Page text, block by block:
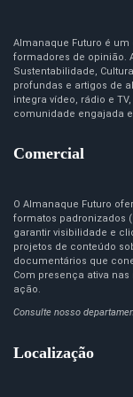
Almanaque Futuro é
formadores de opinião.
Sustentabilidade,
profundas e artigos de
integra vídeo, rádio e
comunidade engajada
Comercial
O Almanaque Futuro
formatos padronizados
garantir visibilidade e
projetos de conteúdo
documentários que
Com presença ativa
ação.
Consulte nosso
Localização